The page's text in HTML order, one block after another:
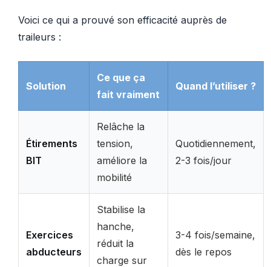
Voici ce qui a prouvé son efficacité auprès de
traileurs :
Solution
Ce que ça
fait vraiment
Quand l’utiliser ?
Étirements
BIT
Relâche la
tension,
améliore la
mobilité
Quotidiennement,
2-3 fois/jour
Exercices
abducteurs
Stabilise la
hanche,
réduit la
charge sur
3-4 fois/semaine,
dès le repos